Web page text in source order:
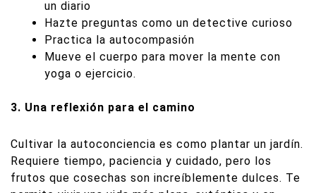
un diario
Hazte preguntas como un detective curioso
Practica la autocompasión
Mueve el cuerpo para mover la mente con
yoga o ejercicio.
3. Una reflexión para el camino
Cultivar la autoconciencia es como plantar un jardín.
Requiere tiempo, paciencia y cuidado, pero los
frutos que cosechas son increíblemente dulces. Te